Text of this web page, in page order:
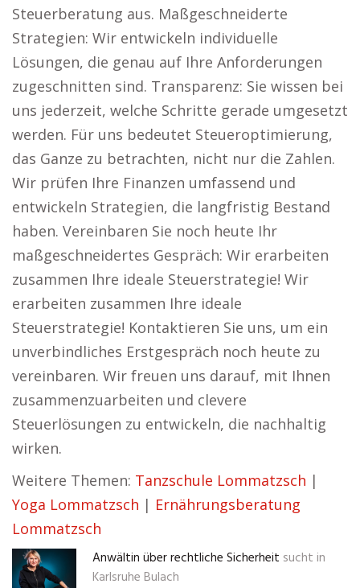
Steuerberatung aus. Maßgeschneiderte
Strategien: Wir entwickeln individuelle
Lösungen, die genau auf Ihre Anforderungen
zugeschnitten sind. Transparenz: Sie wissen bei
uns jederzeit, welche Schritte gerade umgesetzt
werden. Für uns bedeutet Steueroptimierung,
das Ganze zu betrachten, nicht nur die Zahlen.
Wir prüfen Ihre Finanzen umfassend und
entwickeln Strategien, die langfristig Bestand
haben. Vereinbaren Sie noch heute Ihr
maßgeschneidertes Gespräch: Wir erarbeiten
zusammen Ihre ideale Steuerstrategie! Wir
erarbeiten zusammen Ihre ideale
Steuerstrategie! Kontaktieren Sie uns, um ein
unverbindliches Erstgespräch noch heute zu
vereinbaren. Wir freuen uns darauf, mit Ihnen
zusammenzuarbeiten und clevere
Steuerlösungen zu entwickeln, die nachhaltig
wirken.
Weitere Themen: Tanzschule Lommatzsch |
Yoga Lommatzsch | Ernährungsberatung
Lommatzsch
Anwältin über rechtliche Sicherheit sucht in
Karlsruhe Bulach